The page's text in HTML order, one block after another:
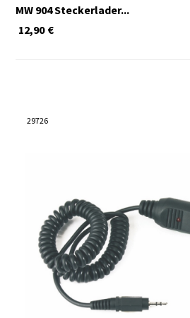
MW 904 Steckerlader...
€
12,90
29726